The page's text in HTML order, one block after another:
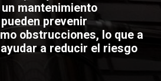
un mantenimiento
prevenir
obstrucciones, lo que a
a reducir el riesgo